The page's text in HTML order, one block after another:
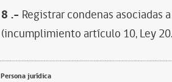
8 .- Registrar condenas asociadas
(incumplimiento artículo 10, Ley
Persona jurídica